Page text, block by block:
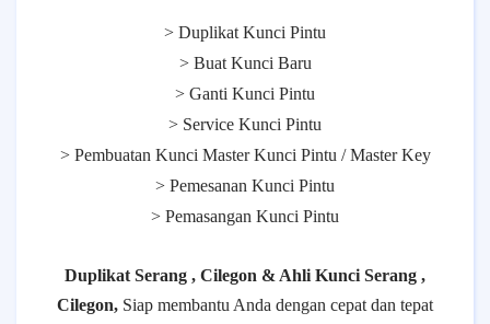
> Duplikat Kunci Pintu
> Buat Kunci Baru
> Ganti Kunci Pintu
> Service Kunci Pintu
> Pembuatan Kunci Master Kunci Pintu / Master Key
> Pemesanan Kunci Pintu
> Pemasangan Kunci Pintu
Duplikat Serang , Cilegon & Ahli Kunci Serang ,
Cilegon, Siap membantu Anda dengan cepat dan tepat